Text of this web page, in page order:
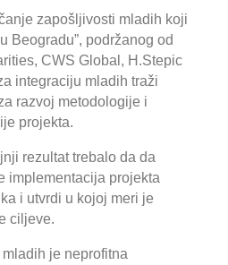
zapošljivosti mladih koji
Beogradu”, podržanog od
CWS Global, H.Stepic
integraciju mladih traži
razvoj metodologije i
projekta.
rezultat trebalo da da
implementacija projekta
i utvrdi u kojoj meri je
ciljeve.
je neprofitna